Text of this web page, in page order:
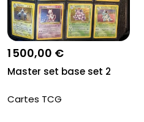
1 500,00 €
Master set base set 2
Cartes TCG